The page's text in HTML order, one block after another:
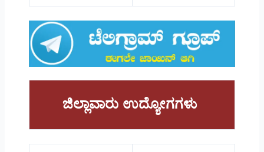
ಜಿಲ್ಲಾವಾರು ಉದ್ಯೋಗಗಳು